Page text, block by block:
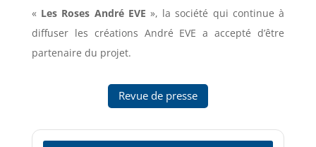
« Les Roses André EVE », la société qui continue à
diffuser les créations André EVE a accepté d’être
partenaire du projet.
Revue de presse